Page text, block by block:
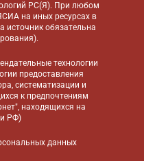
РС(Я). При любом
на иных ресурсах в
источник обязательна
).
технологии
предоставления
систематизации и
к предпочтениям
находящихся на
РФ)
данных